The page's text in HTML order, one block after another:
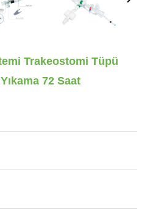
Trakeostomi Tüpü
72 Saat